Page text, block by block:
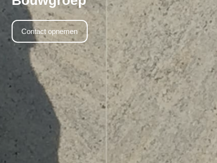
Contact opnemen